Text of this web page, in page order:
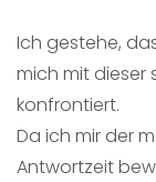
Ich gestehe,
mich mit dieser
konfrontiert.
Da ich mir der
Antwortzeit